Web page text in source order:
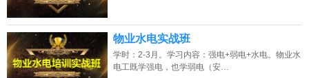
物业水电实战班
学时：2-3月。学习内容：强电+弱电+水电。物业水
电工既学强电，也学弱电（安…